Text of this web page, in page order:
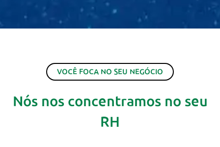
VOCÊ FOCA NO SEU NEGÓCIO
Nós nos concentramos no seu
RH